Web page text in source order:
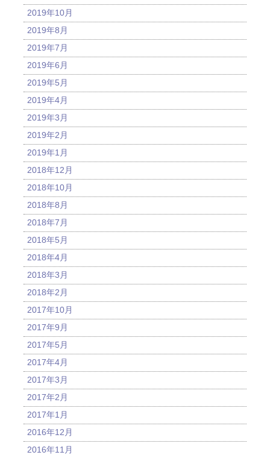
2019年10月
2019年8月
2019年7月
2019年6月
2019年5月
2019年4月
2019年3月
2019年2月
2019年1月
2018年12月
2018年10月
2018年8月
2018年7月
2018年5月
2018年4月
2018年3月
2018年2月
2017年10月
2017年9月
2017年5月
2017年4月
2017年3月
2017年2月
2017年1月
2016年12月
2016年11月